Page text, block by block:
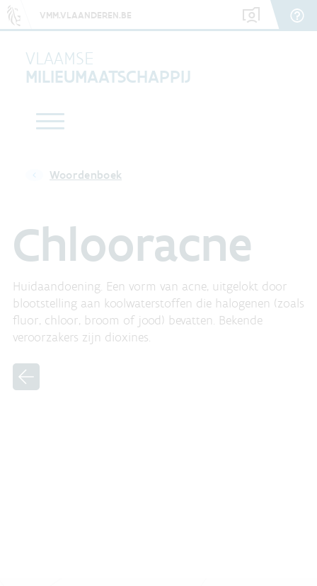
VMM.VLAANDEREN.BE
VLAAMSE
MILIEUMAATSCHAPPIJ
Woordenboek
Chlooracne
Huidaandoening. Een vorm van acne, uitgelokt door
blootstelling aan koolwaterstoffen die halogenen (zoals
fluor, chloor, broom of jood) bevatten. Bekende
veroorzakers zijn dioxines.